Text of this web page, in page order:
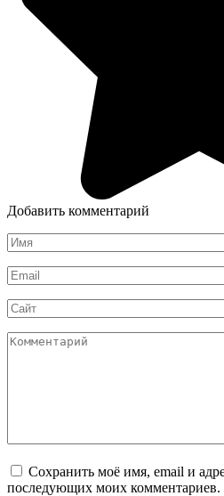
Добавить комментарий
Имя
*
Email
*
Сайт
Комментарий
Сохранить моё имя, email и
последующих моих комментариев.